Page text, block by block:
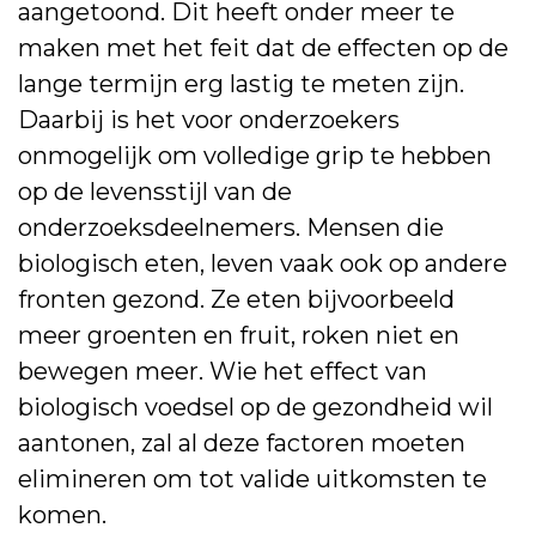
aangetoond. Dit heeft onder meer te
maken met het feit dat de effecten op de
lange termijn erg lastig te meten zijn.
Daarbij is het voor onderzoekers
onmogelijk om volledige grip te hebben
op de levensstijl van de
onderzoeksdeelnemers. Mensen die
biologisch eten, leven vaak ook op andere
fronten gezond. Ze eten bijvoorbeeld
meer groenten en fruit, roken niet en
bewegen meer. Wie het effect van
biologisch voedsel op de gezondheid wil
aantonen, zal al deze factoren moeten
elimineren om tot valide uitkomsten te
komen.